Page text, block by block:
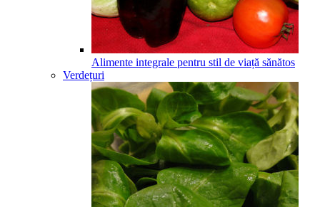
Alimente integrale pentru stil de viață sănătos
Verdețuri